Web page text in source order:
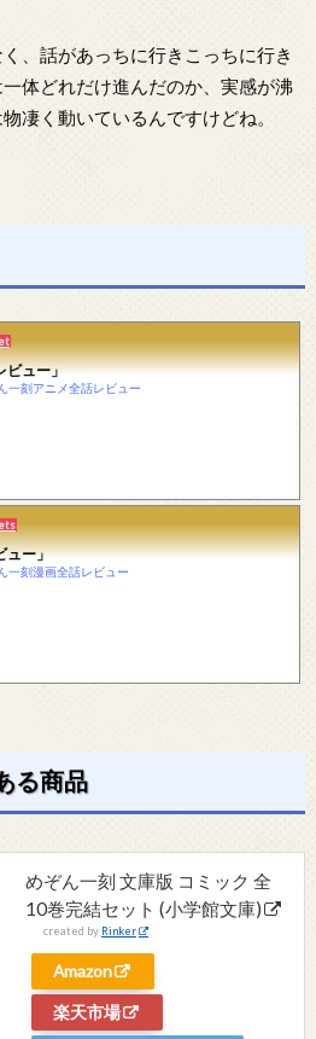
、話があっちに行きこっちに行き
体どれだけ進んだのか、実感が沸
凄く動いているんですけどね。
ビュー」
刻アニメ全話レビュー
ュー」
刻漫画全話レビュー
る商品
めぞん一刻 文庫版 コミック 全
10巻完結セット (小学館文庫)
created by Rinker
Amazon
楽天市場